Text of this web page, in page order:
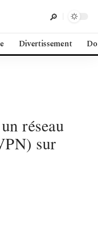
Divertissement
réseau
sur